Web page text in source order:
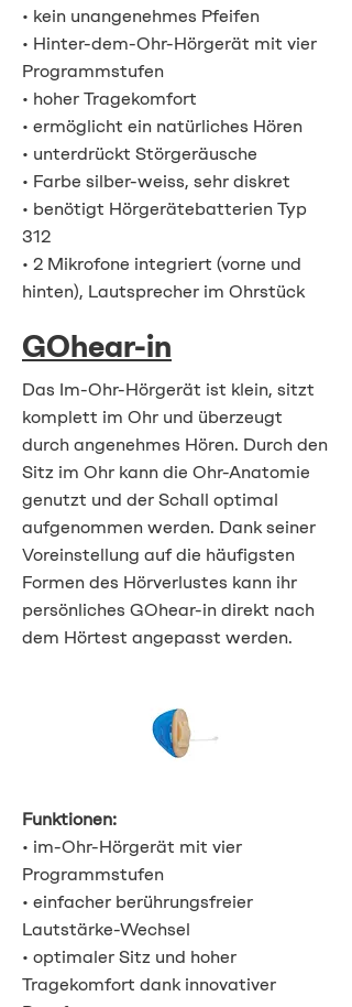
• kein unangenehmes Pfeifen
• Hinter-dem-Ohr-Hörgerät mit vier
Programmstufen
• hoher Tragekomfort
• ermöglicht ein natürliches Hören
• unterdrückt Störgeräusche
• Farbe silber-weiss, sehr diskret
• benötigt Hörgerätebatterien Typ
312
• 2 Mikrofone integriert (vorne und
hinten), Lautsprecher im Ohrstück
GOhear-in
Das Im-Ohr-Hörgerät ist klein, sitzt
komplett im Ohr und überzeugt
durch angenehmes Hören. Durch den
Sitz im Ohr kann die Ohr-Anatomie
genutzt und der Schall optimal
aufgenommen werden. Dank seiner
Voreinstellung auf die häufigsten
Formen des Hörverlustes kann ihr
persönliches GOhear-in direkt nach
dem Hörtest angepasst werden.
Funktionen:
• im-Ohr-Hörgerät mit vier
Programmstufen
• einfacher berührungsfreier
Lautstärke-Wechsel
• optimaler Sitz und hoher
Tragekomfort dank innovativer